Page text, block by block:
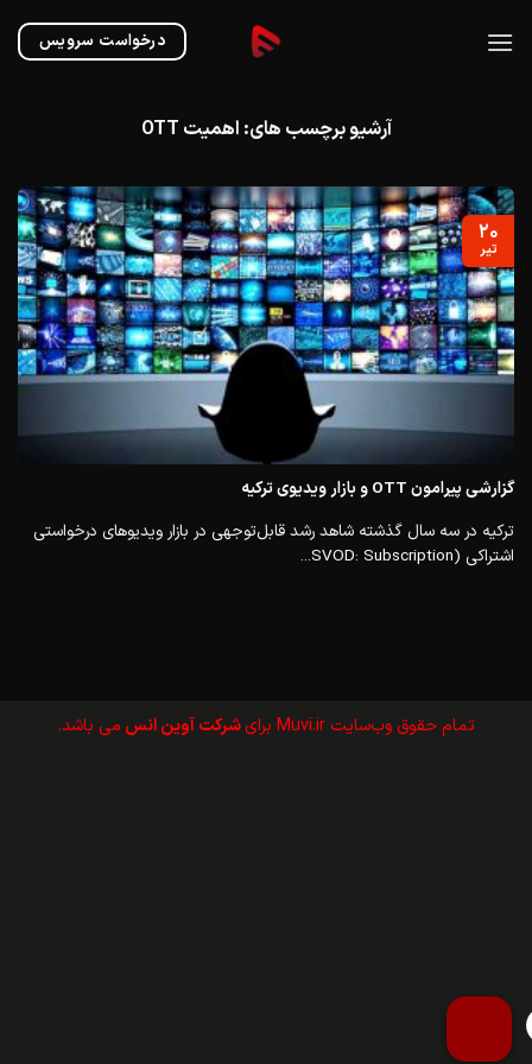
درخواست سرویس
آرشیو برچسب های: اهمیت OTT
گزارشی پیرامون OTT و بازار ویدیوی ترکیه
ترکیه در سه سال گذشته شاهد رشد قابل‌توجهی در بازار ویدیوهای درخواستی
اشتراکی (SVOD: Subscription...
۲۰
تیر
تمام حقوق وب‌سايت Muvi.ir برای شرکت آوین انس می باشد.